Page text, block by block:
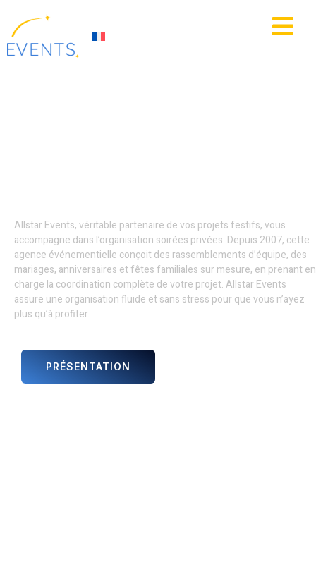
principal
Allstar Events, véritable partenaire de vos projets festifs, vous
accompagne dans l’organisation soirées privées. Depuis 2007, cette
agence événementielle conçoit des rassemblements d’équipe, des
mariages, anniversaires et fêtes familiales sur mesure, en prenant en
charge la coordination complète de votre projet. Allstar Events
assure une organisation fluide et sans stress pour que vous n’ayez
plus qu’à profiter.
PRÉSENTATION